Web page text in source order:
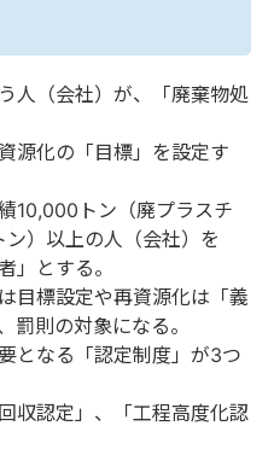
人（会社）が、「廃棄物処
源化の「目標」を設定す
10,000トン（廃プラスチ
）以上の人（会社）を
」とする。
目標設定や再資源化は「義
罰則の対象になる。
となる「認定制度」が3つ
収認定」、「工程高度化認